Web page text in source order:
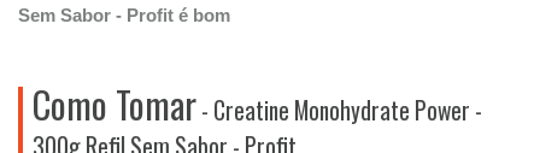
Sem Sabor - Profit é bom
Como Tomar- Creatine Monohydrate Power -